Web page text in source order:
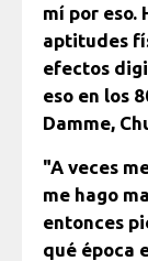
mí por eso.
aptitudes
efectos
eso en los
Damme,
"A veces
me hago
entonces
qué época